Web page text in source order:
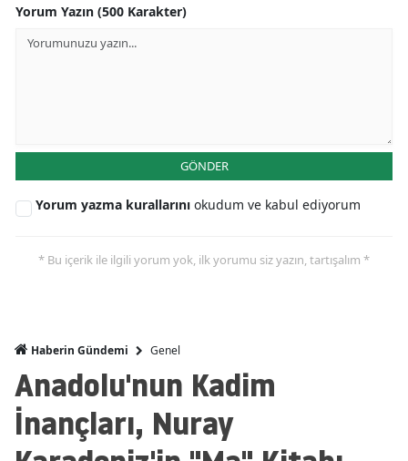
Yorum Yazın (500 Karakter)
GÖNDER
Yorum yazma kurallarını okudum ve kabul ediyorum
* Bu içerik ile ilgili yorum yok, ilk yorumu siz yazın, tartışalım *
Haberin Gündemi Genel
Anadolu'nun Kadim
İnançları, Nuray